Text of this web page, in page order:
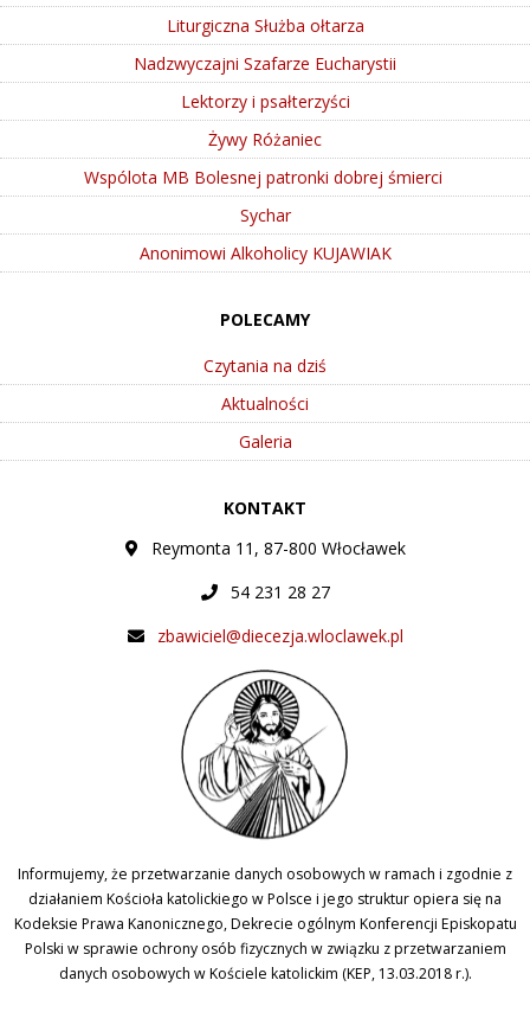
Liturgiczna Służba ołtarza
Nadzwyczajni Szafarze Eucharystii
Lektorzy i psałterzyści
Żywy Różaniec
Wspólota MB Bolesnej patronki dobrej śmierci
Sychar
Anonimowi Alkoholicy KUJAWIAK
POLECAMY
Czytania na dziś
Aktualności
Galeria
KONTAKT
Reymonta 11, 87-800 Włocławek
54 231 28 27
zbawiciel@diecezja.wloclawek.pl
Informujemy, że przetwarzanie danych osobowych w ramach i zgodnie z
działaniem Kościoła katolickiego w Polsce i jego struktur opiera się na
Kodeksie Prawa Kanonicznego, Dekrecie ogólnym Konferencji Episkopatu
Polski w sprawie ochrony osób fizycznych w związku z przetwarzaniem
danych osobowych w Kościele katolickim (KEP, 13.03.2018 r.).